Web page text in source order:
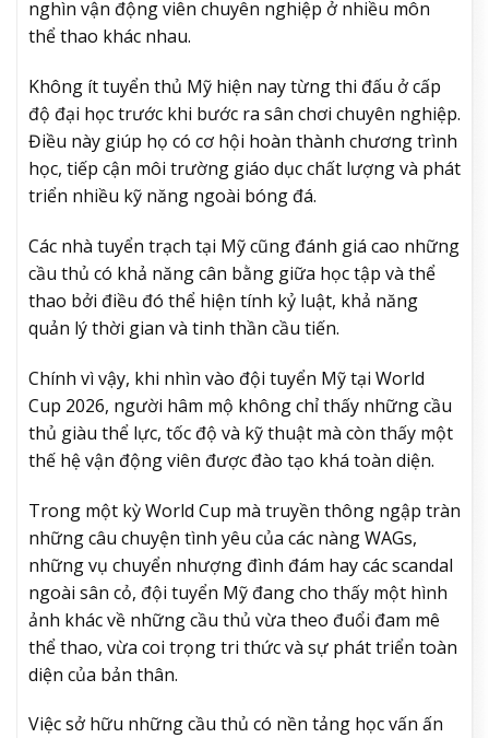
nghìn vận động viên chuyên nghiệp ở nhiều môn
thể thao khác nhau.
Không ít tuyển thủ Mỹ hiện nay từng thi đấu ở cấp
độ đại học trước khi bước ra sân chơi chuyên nghiệp.
Điều này giúp họ có cơ hội hoàn thành chương trình
học, tiếp cận môi trường giáo dục chất lượng và phát
triển nhiều kỹ năng ngoài bóng đá.
Các nhà tuyển trạch tại Mỹ cũng đánh giá cao những
cầu thủ có khả năng cân bằng giữa học tập và thể
thao bởi điều đó thể hiện tính kỷ luật, khả năng
quản lý thời gian và tinh thần cầu tiến.
Chính vì vậy, khi nhìn vào đội tuyển Mỹ tại World
Cup 2026, người hâm mộ không chỉ thấy những cầu
thủ giàu thể lực, tốc độ và kỹ thuật mà còn thấy một
thế hệ vận động viên được đào tạo khá toàn diện.
Trong một kỳ World Cup mà truyền thông ngập tràn
những câu chuyện tình yêu của các nàng WAGs,
những vụ chuyển nhượng đình đám hay các scandal
ngoài sân cỏ, đội tuyển Mỹ đang cho thấy một hình
ảnh khác về những cầu thủ vừa theo đuổi đam mê
thể thao, vừa coi trọng tri thức và sự phát triển toàn
diện của bản thân.
Việc sở hữu những cầu thủ có nền tảng học vấn ấn